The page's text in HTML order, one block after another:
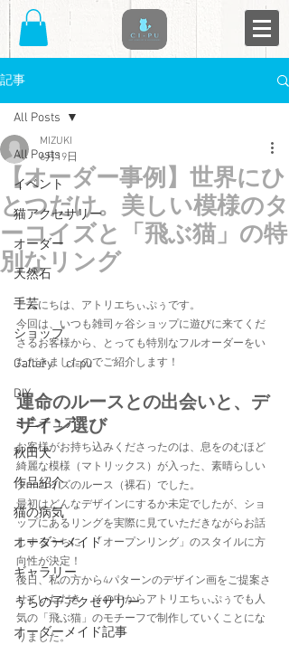
記事
All Posts
イベント
猫アクセサリー
オーダー
天然石
手芸
ショップ
Gallery ci-pu
DIY
ミニチュア
秋田犬
作品紹介
猫の病気
オーダーメイド
ギャラリー
うちの子アクセサリー
オーダーメイド記事
All Posts
【オーダー事例】世界にひ
とつだけ。美しい模様のタ
ーコイズと「飛ぶ猫」の特
別なリング
MIZUKI
6月19日
こんにちは、アトリエちぃぷぅです。
今回は、いつも雑司ヶ谷ショップに遊びに来てくだ
さるお客様から、とっても特別なフルオーダーをい
ただきましたのでご紹介します！
運命のルースとの出会いと、デ
ザイン選び
お客様がお持ち込みくださったのは、息をのむほど
綺麗な模様（マトリックス）が入った、素晴らしい
ターコイズのルース（裸石）でした。
最初はどんなデザインにするか未定でしたが、ショ
ップにあるリングを実際に見ていただきながらお話
しするうちに、「オープンリング」のスタイルに方
向性が決定！
後日、私の方から4パターンのデザイン画をご提案さ
せていただき、その中からアトリエちぃぷぅでも人
気の「飛ぶ猫」のモチーフで制作していくことにな
りました。